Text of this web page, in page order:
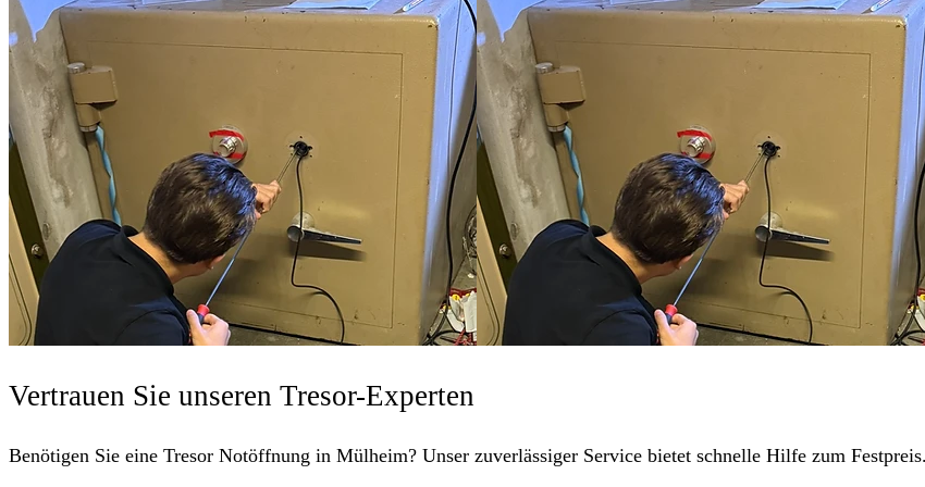
Vertrauen Sie unseren Tresor-Experten
Benötigen Sie eine Tresor Notöffnung in Mülheim? Unser zuverlässiger Service bietet schnelle Hilfe zum